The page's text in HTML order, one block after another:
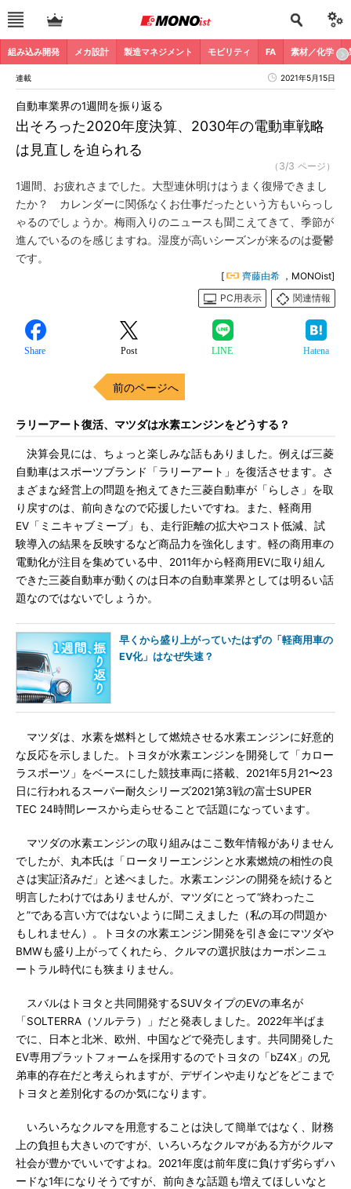
組み込み開発 メカ設計 製造マネジメント モビリティ FA 素材／化学
連載 2021年5月15日
出そろった2020年度決算、2030年の電動車戦略
は見直しを迫られる
自動車業界の1週間を振り返る
（3/3 ページ）
1週間、お疲れさまでした。大型連休明けはうまく復帰できまし
たか？ カレンダーに関係なくお仕事だったという方もいらっし
ゃるのでしょうか。梅雨入りのニュースも聞こえてきて、季節が
進んでいるのを感じますね。湿度が高いシーズンが来るのは憂鬱
です。
[ 齊藤由希 ，MONOist]
PC用表示
関連情報
Share Post LINE Hatena
前のページへ
ラリーアート復活、マツダは水素エンジンをどうする？
決算会見には、ちょっと楽しみな話もありました。例えば三菱
自動車はスポーツブランド「ラリーアート」を復活させます。さ
まざまな経営上の問題を抱えてきた三菱自動車が「らしさ」を取
り戻すのは、前向きなので応援したいですね。また、軽商用
EV「ミニキャブミーブ」も、走行距離の拡大やコスト低減、試
験導入の結果を反映するなど商品力を強化します。軽の商用車の
電動化が注目を集めている中、2011年から軽商用EVに取り組ん
できた三菱自動車が動くのは日本の自動車業界としては明るい話
題なのではないでしょうか。
早くから盛り上がっていたはずの「軽商用車の
EV化」はなぜ失速？
マツダは、水素を燃料として燃焼させる水素エンジンに好意的
な反応を示しました。トヨタが水素エンジンを開発して「カロー
ラスポーツ」をベースにした競技車両に搭載、2021年5月21〜23
日に行われるスーパー耐久シリーズ2021第3戦の富士SUPER
TEC 24時間レースから走らせることで話題になっています。
マツダの水素エンジンの取り組みはここ数年情報がありません
でしたが、丸本氏は「ロータリーエンジンと水素燃焼の相性の良
さは実証済みだ」と述べました。水素エンジンの開発を続けると
明言したわけではありませんが、マツダにとって“終わったこ
と”である言い方ではないように聞こえました（私の耳の問題か
もしれません）。トヨタの水素エンジン開発を引き金にマツダや
BMWも盛り上がってくれたら、クルマの選択肢はカーボンニュ
ートラル時代にも狭まりません。
スバルはトヨタと共同開発するSUVタイプのEVの車名が
「SOLTERRA（ソルテラ）」だと発表しました。2022年半ばま
でに、日本と北米、欧州、中国などで発売します。共同開発した
EV専用プラットフォームを採用するのでトヨタの「bZ4X」の兄
弟車的存在だと考えられますが、デザインや走りなどをどこまで
トヨタと差別化するのか気になります。
いろいろなクルマを用意することは決して簡単ではなく、財務
上の負担も大きいのですが、いろいろなクルマがある方がクルマ
社会が豊かでいいですよね。2021年度は前年度に負けず劣らずハ
ードな1年になりそうですが、前向きな話題も増えてほしいなと